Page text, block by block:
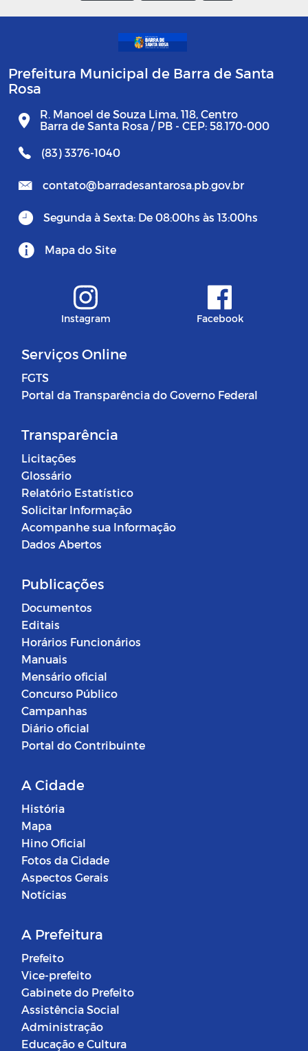
Prefeitura Municipal de Barra de Santa
Rosa
R. Manoel de Souza Lima, 118, Centro
Barra de Santa Rosa / PB - CEP: 58.170-000
(83) 3376-1040
contato@barradesantarosa.pb.gov.br
Segunda à Sexta: De 08:00hs às 13:00hs
Mapa do Site
Instagram Facebook
Serviços Online
FGTS
Portal da Transparência do Governo Federal
Transparência
Licitações
Glossário
Relatório Estatístico
Solicitar Informação
Acompanhe sua Informação
Dados Abertos
Publicações
Documentos
Editais
Horários Funcionários
Manuais
Mensário oficial
Concurso Público
Campanhas
Diário oficial
Portal do Contribuinte
A Cidade
História
Mapa
Hino Oficial
Fotos da Cidade
Aspectos Gerais
Notícias
A Prefeitura
Prefeito
Vice-prefeito
Gabinete do Prefeito
Assistência Social
Administração
Educação e Cultura